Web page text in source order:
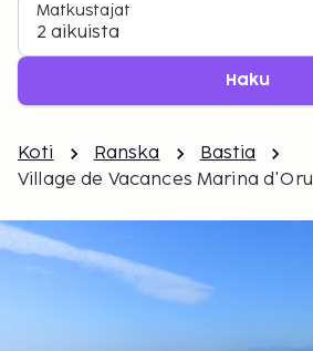
Matkustajat
2 aikuista
Haku
Koti Ranska
Bastia
Village de Vacances Marina d'Oru